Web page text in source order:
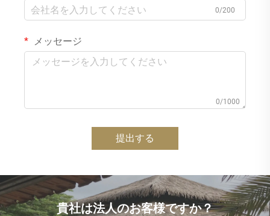
0/200
メッセージ
0/1000
提出する
貴社は法人のお客様ですか？